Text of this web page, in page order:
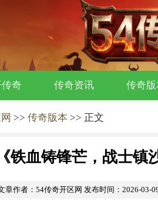
奇 传奇资讯 传奇
>> 传奇版本 >> 正文
《铁血铸锋芒，战士镇
章作者：54传奇开区网 发布时间：2026-03-